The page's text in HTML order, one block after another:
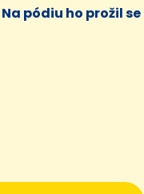
pódiu ho prožil se